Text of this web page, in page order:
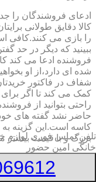
ادعای فروشندگان را
کالا دقایق طولانی
را بازی می کنند.کافی
ببینید که دیگر در حد
فروشنده ادعا می کند
شده ای دارد،از او
شفاف در فاکتور
کمک می کند تا اگر
راحتی بتوانید از
حاضر نشد گفته های خود
کاسه است.این گزینه
بزرگ و با قیمت بیشتر
برچسب انرژی لوازم
تلفن تماس فوریلوازم
خانگی امین حضور